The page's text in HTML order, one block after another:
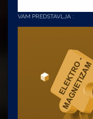
VAM PREDSTAVLJA :